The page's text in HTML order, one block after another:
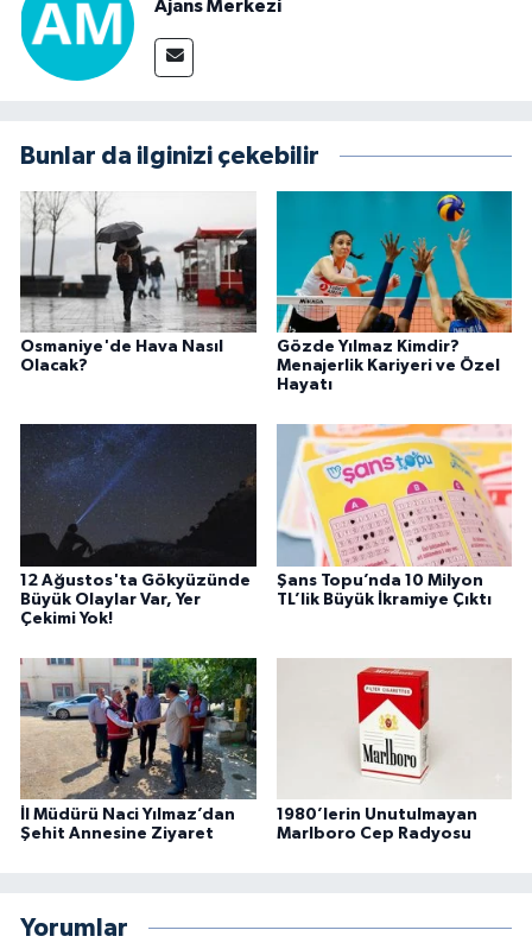
Ajans Merkezi
Bunlar da ilginizi çekebilir
Osmaniye'de Hava Nasıl
Olacak?
Gözde Yılmaz Kimdir?
Menajerlik Kariyeri ve Özel
Hayatı
12 Ağustos'ta Gökyüzünde
Büyük Olaylar Var, Yer
Çekimi Yok!
Şans Topu’nda 10 Milyon
TL’lik Büyük İkramiye Çıktı
İl Müdürü Naci Yılmaz’dan
Şehit Annesine Ziyaret
1980’lerin Unutulmayan
Marlboro Cep Radyosu
Yorumlar